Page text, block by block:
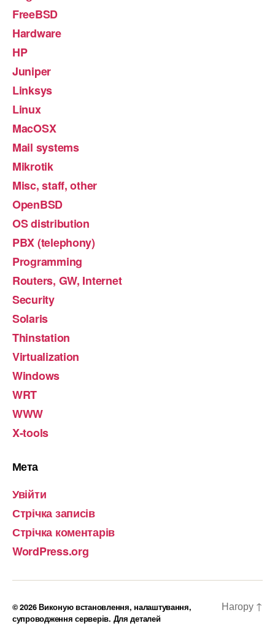
FreeBSD
Hardware
HP
Juniper
Linksys
Linux
MacOSX
Mail systems
Mikrotik
Misc, staff, other
OpenBSD
OS distribution
PBX (telephony)
Programming
Routers, GW, Internet
Security
Solaris
Thinstation
Virtualization
Windows
WRT
WWW
X-tools
Мета
Увійти
Стрічка записів
Стрічка коментарів
WordPress.org
© 2026Виконую встановлення, налаштування,
супроводження серверів. Для деталей
Нагору ↑